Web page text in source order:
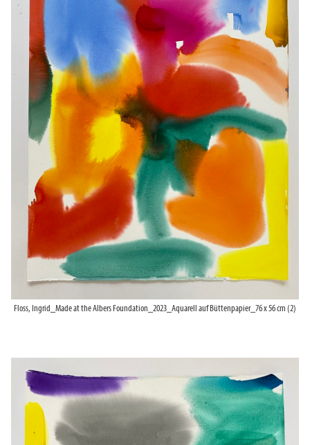
Floss, Ingrid_Made at the Albers Foundation_2023_Aquarell auf Büttenpapier_76 x 56 cm (2)